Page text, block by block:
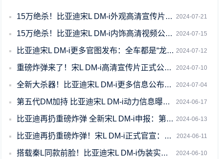
2024-07-21
15万绝杀！比亚迪宋L DM-i外观高清宣传片公布：全新龙破晓前脸霸气十足
2024-07-15
15万绝杀！比亚迪宋L DM-i内饰高清视频公布：水晶档把、氛围灯抢眼
2024-07-12
比亚迪宋L DM-i更多官图发布：全车都是“龙”元素
2024-07-10
重磅炸弹来了！宋L DM-i高清宣传片正式公布：比亚迪首款续航破2000公里的S
2024-07-04
全新大杀器！比亚迪宋L DM-i更多信息公布：有望15万起售
2024-06-17
第五代DM加持 比亚迪宋L DM-i动力信息曝光：起步纯电能跑91km
2024-06-13
比亚迪再扔重磅炸弹 全新宋L DM-i申报：第五代DM混动加持
2024-06-11
比亚迪再扔重磅炸弹！宋L DM-i正式官宣：搭载秦L同款第五代DM-i
2024-06-10
搭载秦L同款前脸！比亚迪宋L DM-i伪装实车曝光